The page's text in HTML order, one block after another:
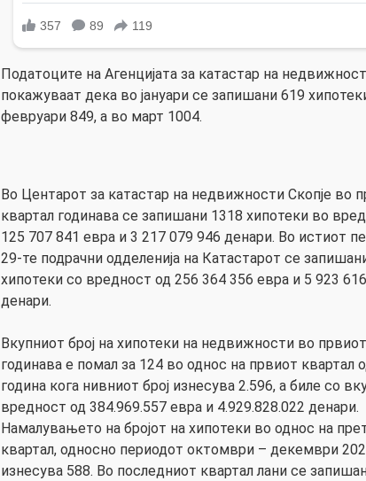
Податоците на Агенцијата за катастар на
покажуваат дека во јануари се запишани 619
февруари 849, а во март 1004.
Во Центарот за катастар на недвижности Скопје во
квартал годинава се запишани 1318 хипотеки во
125 707 841 евра и 3 217 079 946 денари. Во истиот
29-те подрачни одделенија на Катастарот се
хипотеки со вредност од 256 364 356 евра и 5 923
денари.
Вкупниот број на хипотеки на недвижности во
годинава е помал за 124 во однос на првиот квартал
година кога нивниот број изнесува 2.596, а биле со
вредност од 384.969.557 евра и 4.929.828.022 денари.
Намалувањето на бројот на хипотеки во однос на
квартал, односно периодот октомври – декември
изнесува 588. Во последниот квартал лани се